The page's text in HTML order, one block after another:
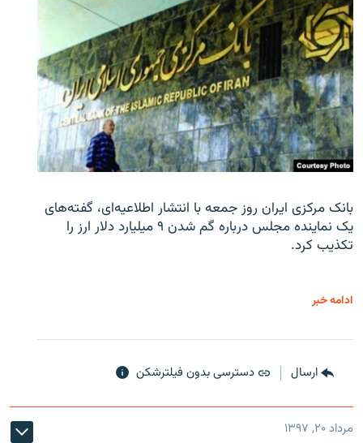
بانک مرکزی ایران روز جمعه با انتشار اطلاعیه‌ای، گفته‌های
یک نماینده مجلس درباره گم شدن ۹ میلیارد دلار ارز را
تکذیب کرد.
ادامه خبر
ارسال دسترسی بدون فیلترشکن
مرداد ۲۰, ۱۳۹۷